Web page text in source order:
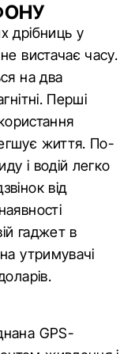
дрібниць у
вистачає часу.
на два
Перші
життя. По-
і водій легко
від
гаджет в
утримувачі
GPS-